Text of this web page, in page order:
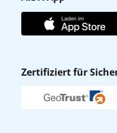
Affiliateprogramm
Verhaltens- &
Newsletter
AIDA Club
AIDA App
Zertifiziert für